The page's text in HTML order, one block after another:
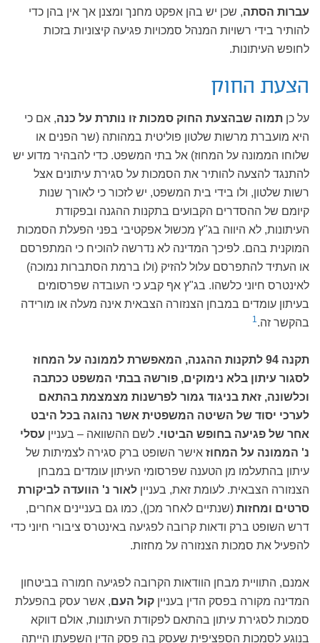
עברות הסתה, שכן יש בהן אפקט מחנך ומצנן אך אין בהן כדי
להותיר בידי רשויות המנהל סמכויות פגיעה קיצוניות בזכות
לחופש העיתונות.
הצעת החוק
על כן תמוה שבהצעת החוק סמכות זו נותרת על כנה, אם כי
היא מועברת מרשות שלטון פוליטית במהותה (שר הפנים או
שלוחו הממונה על המחוז) אל בתי המשפט. כדי להבהיר מדוע יש
להתנגד להצעה להותיר את הסמכות על סגירת עיתונים אצל
רשות שלטון, ולו בידי בית המשפט, יש לזכור כי לאורך שנות
קיומם של ההסדרים הקבועים בתקנות ההגנה ובפקודת
העיתונות, לא היווה בג"ץ מכשול אפקטיבי בפני הפעלת הסמכות
המוקנית בהם. לפיכך המדינה לא נדרשה להוכיח כי המתפרסם
או העתיד להתפרסם עלול להזיק (ולו ברמת הסתברות נמוכה)
לאינטרס חיוני כלשהו. בג"ץ אף קבע כי העובדה שפרסומים
בעיתון עומדים במבחן הצנזורה הצבאית אינה מעלה או מורידה
בהקשר זה.1
תקנה 94 לתקנות ההגנה, המאפשרת לממונה על המחוז
לסגור עיתון בלא נימוקים, פורשה בבתי המשפט ככתבה
וכלשונה, זאת בניגוד גמור לפרשנות מצמצמת בהתאם
לערכי יסוד של השיטה המשפטית אשר נהוגה בכל היבט
אחר של פגיעה בחופש הביטוי. לשם ההשוואה – בעניין עסלי
נ' הממונה על המחוז אישר השופט ברק סגירה לצמיתות של
עיתון בהתעלמו מן הטענה שפרסומי העיתון עומדים במבחן
הצנזורה הצבאית. לעומת זאת, בעניין לאור נ' הוועדה לביקורת
סרטים ומחזות (שנתיים לאחר מכן), כמו גם בעניינים אחרים,
דרש השופט ברק ודאות קרובה לפגיעה באינטרס ציבורי חיוני כדי
להפעיל את סמכות הצנזורה על מחזות.
אמנם, התוויית מבחן הוודאות הקרובה לפגיעה חמורה בביטחון
המדינה מקורה בפסק הדין בעניין קול העם, אשר עסק בהפעלת
סמכות לסגירת עיתון בהתאם לפקודת העיתונות, אולם דווקא
בנוגע לסמכות הספציפית שעסק בה פסק הדין השפעתו הייתה